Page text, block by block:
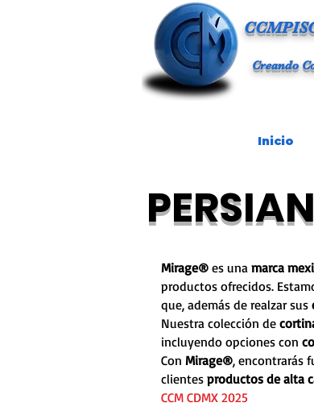
Creando
Inicio
Mirage® es una marca
productos ofrecidos.
que, además de realzar sus
Nuestra colección de
incluyendo opciones con
Con Mirage®, encontrarás
clientes productos de alta
CCM CDMX 2025